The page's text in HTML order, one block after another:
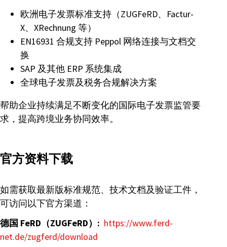
欧洲电子发票标准支持（ZUGFeRD、Factur-
X、XRechnung 等）
EN16931 合规支持 Peppol 网络连接与文档交
换
SAP 及其他 ERP 系统集成
全球电子发票及税务合规解决方案
帮助企业持续满足不断变化的国际电子发票监管要
求，提高跨境业务协同效率。
官方资料下载
如需获取最新版标准规范、技术文档及验证工件，
可访问以下官方渠道：
德国 FeRD（ZUGFeRD）: https://www.ferd-
net.de/zugferd/download